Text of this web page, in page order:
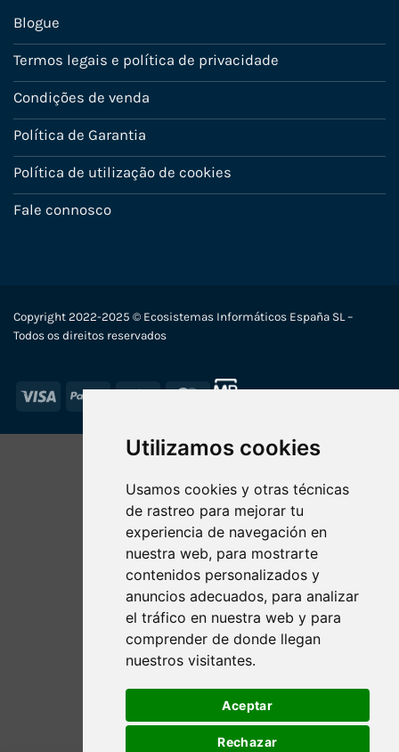
Utilizamos cookies
Usamos cookies y otras técnicas
de rastreo para mejorar tu
experiencia de navegación en
nuestra web, para mostrarte
contenidos personalizados y
anuncios adecuados, para analizar
el tráfico en nuestra web y para
comprender de donde llegan
nuestros visitantes.
Aceptar
Rechazar
Blogue
Termos legais e política de privacidade
Condições de venda
Política de Garantia
Política de utilização de cookies
Fale connosco
Copyright 2022-2025 © Ecosistemas Informáticos España SL –
Todos os direitos reservados
Visa PayPal Stripe MasterCard